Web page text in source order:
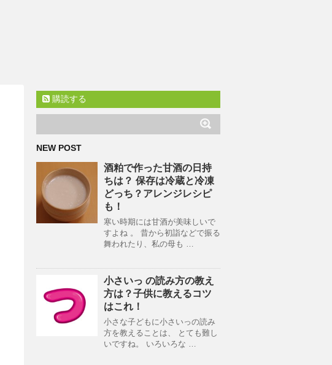
購読する
NEW POST
酒粕で作った甘酒の日持
ちは？ 保存は冷蔵と冷凍
どっち？アレンジレシピ
も！
寒い時期には甘酒が美味しいで
すよね 。 昔から初詣などで振る
舞われたり、私の母も …
小さいっ の読み方の教え
方は？子供に教えるコツ
はこれ！
小さな子どもに小さいっの読み
方を教えることは、 とても難し
いですね。 いろいろな …